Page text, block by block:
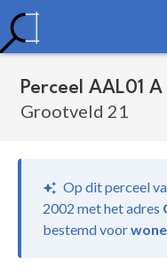
Perceel AAL01
Grootveld 21
Op dit perceel
2002 met het adres
bestemd voor